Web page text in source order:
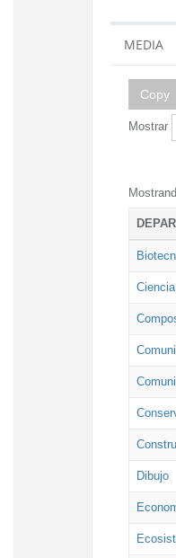
MEDIA
Copy
Mostrar
Dibujo